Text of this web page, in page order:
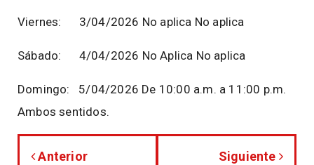
Viernes: 3/04/2026 No aplica No aplica
Sábado: 4/04/2026 No Aplica No aplica
Domingo: 5/04/2026 De 10:00 a.m. a 11:00 p.m.
Ambos sentidos.
Anterior Siguiente